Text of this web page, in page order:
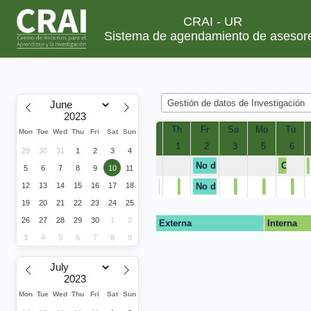
CRAI - UR
Sistema de agendamiento de
Mon Tue Wed Thu Fri Sat Sun
29 30 31 1 2 3 4
5 6 7 8 9 10 11
12 13 14 15 16 17 18
19 20 21 22 23 24 25
26 27 28 29 30 1 2
3 4 5 6 7 8 9
Mon Tue Wed Thu Fri Sat Sun
Gestión de datos de Investigación
Th Fr Sa Mo Tu
1
2 3 5 6
No disponible
Clase
No disponible
No disponible
No disponibleNo disponible
No No
Externa Interna